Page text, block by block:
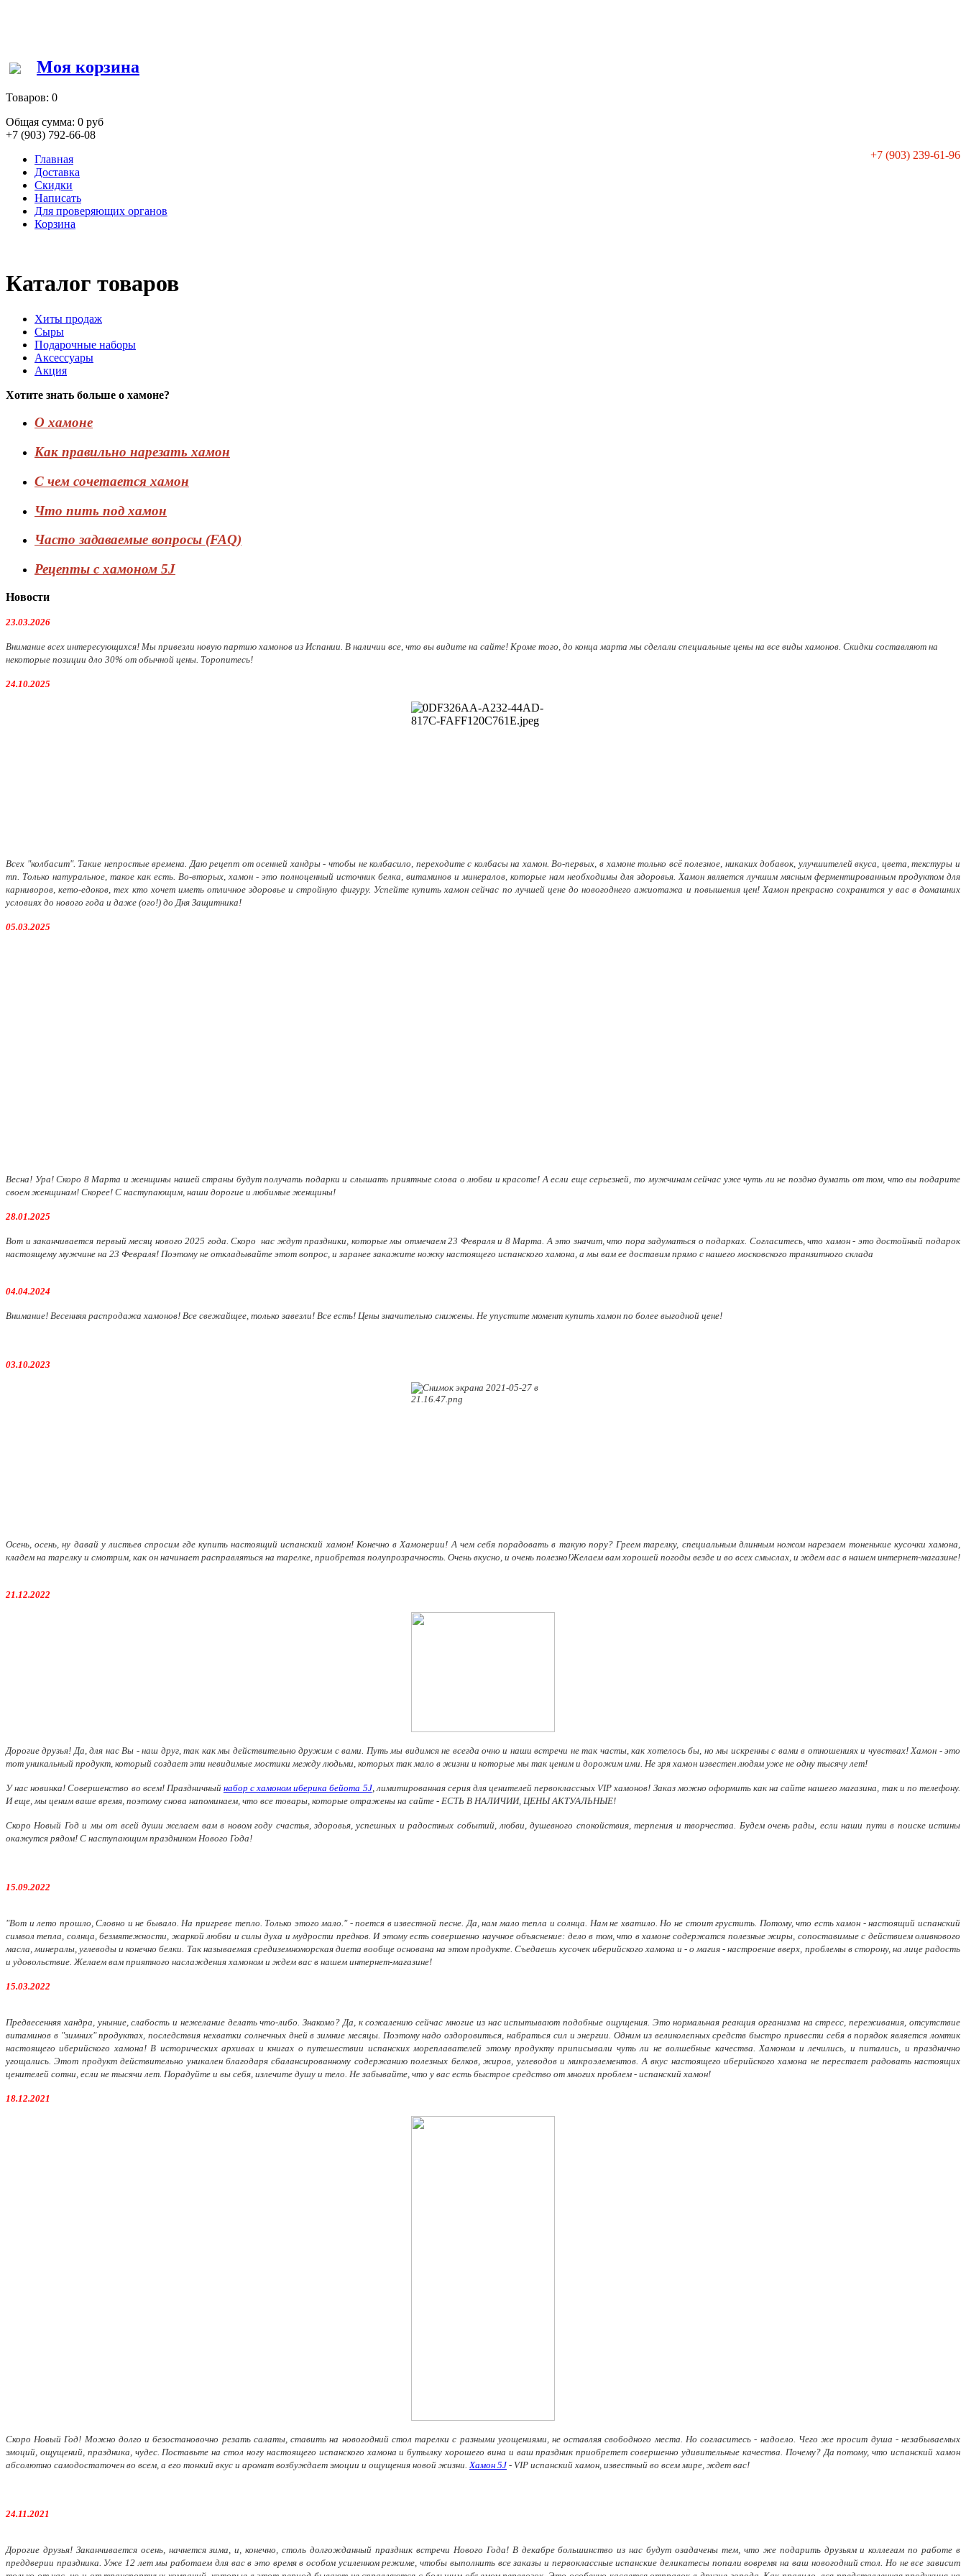
Моя корзина
Товаров: 0
Общая сумма: 0 руб
+7 (903) 792-66-08
+7 (903) 239-61-96
Главная
Доставка
Скидки
Написать
Для проверяющих органов
Корзина
Каталог товаров
Хиты продаж
Сыры
Подарочные наборы
Аксессуары
Акция
Хотите знать больше о хамоне?
О хамоне
Как правильно нарезать хамон
С чем сочетается хамон
Что пить под хамон
Часто задаваемые вопросы (FAQ)
Рецепты с хамоном 5J
Новости
23.03.2026
Внимание всех интересующихся! Мы привезли новую партию хамонов из Испании. В наличии все, что вы видите на сайте! Кроме того, до конца марта мы сделали специальные цены на все виды хамонов. Скидки составляют на
некоторые позиции дло 30% от обычной цены. Торопитесь!
24.10.2025
Всех "колбасит". Такие непростые времена. Даю рецепт от осенней хандры - чтобы не колбасило, переходите с колбасы на хамон. Во-первых, в хамоне только всё полезное, никаких добавок, улучшителей вкуса, цвета, текстуры и
тп. Только натуральное, такое как есть. Во-вторых, хамон - это полноценный источник белка, витаминов и минералов, которые нам необходимы для здоровья. Хамон является лучшим мясным ферментированным продуктом для
карниворов, кето-едоков, тех кто хочет иметь отличное здоровье и стройную фигуру. Успейте купить хамон сейчас по лучшей цене до новогоднего ажиотажа и повышения цен! Хамон прекрасно сохранится у вас в домашних
условиях до нового года и даже (ого!) до Дня Защитника!
05.03.2025
Весна! Ура! Скоро 8 Марта и женщины нашей страны будут получать подарки и слышать приятные слова о любви и красоте! А если еще серьезней, то мужчинам сейчас уже чуть ли не поздно думать от том, что вы подарите
своем женщинам! Скорее! С наступающим, наши дорогие и любимые женщины!
28.01.2025
Вот и заканчивается первый месяц нового 2025 года. Скоро нас ждут праздники, которые мы отмечаем 23 Февраля и 8 Марта. А это значит, что пора задуматься о подарках. Согласитесь, что хамон - это достойный подарок
настоящему мужчине на 23 Февраля! Поэтому не откладывайте этот вопрос, и заранее закажите ножку настоящего испанского хамона, а мы вам ее доставим прямо с нашего московского транзитного склада
04.04.2024
Внимание! Весенняя распродажа хамонов! Все свежайщее, только завезли! Все есть! Цены значительно снижены. Не упустите момент купить хамон по более выгодной цене!
03.10.2023
Осень, осень, ну давай у листьев спросим где купить настоящий испанский хамон! Конечно в Хамонерии! А чем себя порадовать в такую пору? Греем тарелку, специальным длинным ножом нарезаем тоненькие кусочки хамона,
кладем на тарелку и смотрим, как он начинает расправляться на тарелке, приобретая полупрозрачность. Очень вкусно, и очень полезно!Желаем вам хорошей погоды везде и во всех смыслах, и ждем вас в нашем интернет-магазине!
21.12.2022
Дорогие друзья! Да, для нас Вы - наш друг, так как мы действительно дружим с вами. Путь мы видимся не всегда очно и наши встречи не так часты, как хотелось бы, но мы искренны с вами в отношениях и чувствах! Хамон - это
тот уникальный продукт, который создает эти невидимые мостики между людьми, которых так мало в жизни и которые мы так ценим и дорожим ими. Не зря хамон известен людям уже не одну тысячу лет!
У нас новинка! Совершенство во всем! Праздничный набор с хамоном иберика бейота 5J, лимитированная серия для ценителей первоклассных VIP хамонов! Заказ можно оформить как на сайте нашего магазина, так и по телефону.
И еще, мы ценим ваше время, поэтому снова напоминаем, что все товары, которые отражены на сайте - ЕСТЬ В НАЛИЧИИ, ЦЕНЫ АКТУАЛЬНЫЕ!
Скоро Новый Год и мы от всей души желаем вам в новом году счастья, здоровья, успешных и радостных событий, любви, душевного спокойствия, терпения и творчества. Будем очень рады, если наши пути в поиске истины
окажутся рядом! С наступающим праздником Нового Года!
15.09.2022
"Вот и лето прошло, Словно и не бывало. На пригреве тепло. Только этого мало." - поется в известной песне. Да, нам мало тепла и солнца. Нам не хватило. Но не стоит грустить. Потому, что есть хамон - настоящий испанский
символ тепла, солнца, безмятежности, жаркой любви и силы духа и мудрости предков. И этому есть совершенно научное объяснение: дело в том, что в хамоне содержатся полезные жиры, сопоставимые с действием оливкового
масла, минералы, углеводы и конечно белки. Так называемая средиземноморская диета вообще основана на этом продукте. Съедаешь кусочек иберийского хамона и - о магия - настроение вверх, проблемы в сторону, на лице радость
и удовольствие. Желаем вам приятного наслаждения хамоном и ждем вас в нашем интернет-магазине!
15.03.2022
Предвесенняя хандра, уныние, слабость и нежелание делать что-либо. Знакомо? Да, к сожалению сейчас многие из нас испытывают подобные ощущения. Это нормальная реакция организма на стресс, переживания, отсутствие
витаминов в "зимних" продуктах, последствия нехватки солнечных дней в зимние месяцы. Поэтому надо оздоровиться, набраться сил и энергии. Одним из великолепных средств быстро привести себя в порядок является ломтик
настоящего иберийского хамона! В исторических архивах и книгах о путешествии испанских мореплавателей этому продукту приписывали чуть ли не волшебные качества. Хамоном и лечились, и питались, и празднично
угощались. Этот продукт действительно уникален благодаря сбалансированному содержанию полезных белков, жиров, углеводов и микроэлементов. А вкус настоящего иберийского хамона не перестает радовать настоящих
ценителей сотни, если не тысячи лет. Порадуйте и вы себя, излечите душу и тело. Не забывайте, что у вас есть быстрое средство от многих проблем - испанский хамон!
18.12.2021
Скоро Новый Год! Можно долго и безостановочно резать салаты, ставить на новогодний стол тарелки с разными угощениями, не оставляя свободного места. Но согласитесь - надоело. Чего же просит душа - незабываемых
эмоций, ощущений, праздника, чудес. Поставьте на стол ногу настоящего испанского хамона и бутылку хорошего вина и ваш праздник приобретет совершенно удивительные качества. Почему? Да потому, что испанский хамон
абсолютно самодостаточен во всем, а его тонкий вкус и аромат возбуждает эмоции и ощущения новой жизни. Хамон 5J - VIP испанский хамон, известный во всем мире, ждет вас!
24.11.2021
Дорогие друзья! Заканчивается осень, начнется зима, и, конечно, столь долгожданный праздник встречи Нового Года! В декабре большинство из нас будут озадачены тем, что же подарить друзьям и коллегам по работе в
преддверии праздника. Уже 12 лет мы работаем для вас в это время в особом усиленном режиме, чтобы выполнить все заказы и первоклассные испанские деликатесы попали вовремя на ваш новогодний стол. Но не все зависит